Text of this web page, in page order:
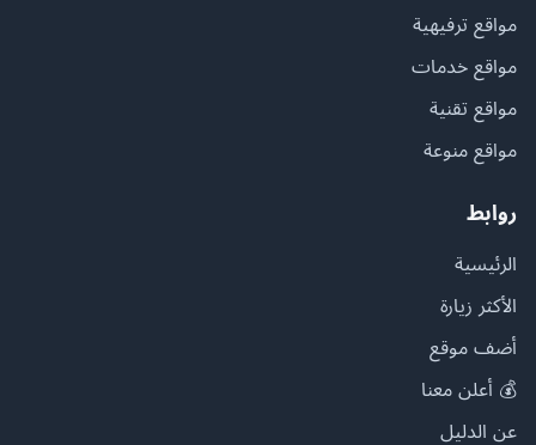
مواقع ترفيهية
مواقع خدمات
مواقع تقنية
مواقع منوعة
روابط
الرئيسية
الأكثر زيارة
أضف موقع
💰 أعلن معنا
عن الدليل